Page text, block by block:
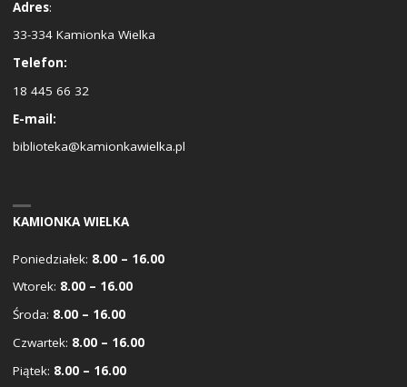
Adres:
33-334 Kamionka Wielka
Telefon:
18 445 66 32
E-mail:
biblioteka@kamionkawielka.pl
KAMIONKA WIELKA
Poniedziałek: 8.00 – 16.00
Wtorek: 8.00 – 16.00
Środa: 8.00 – 16.00
Czwartek: 8.00 – 16.00
Piątek: 8.00 – 16.00